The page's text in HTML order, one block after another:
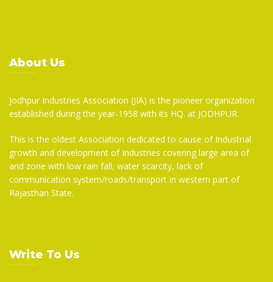
About Us
Jodhpur Industries Association (JIA) is the pioneer organization
established during the year-1958 with its HQ. at JODHPUR.
This is the oldest Association dedicated to cause of Industrial
growth and development of Industries covering large area of
arid zone with low rain fall, water scarcity, lack of
communication system/roads/transport in western part of
Rajasthan State.
Write To Us